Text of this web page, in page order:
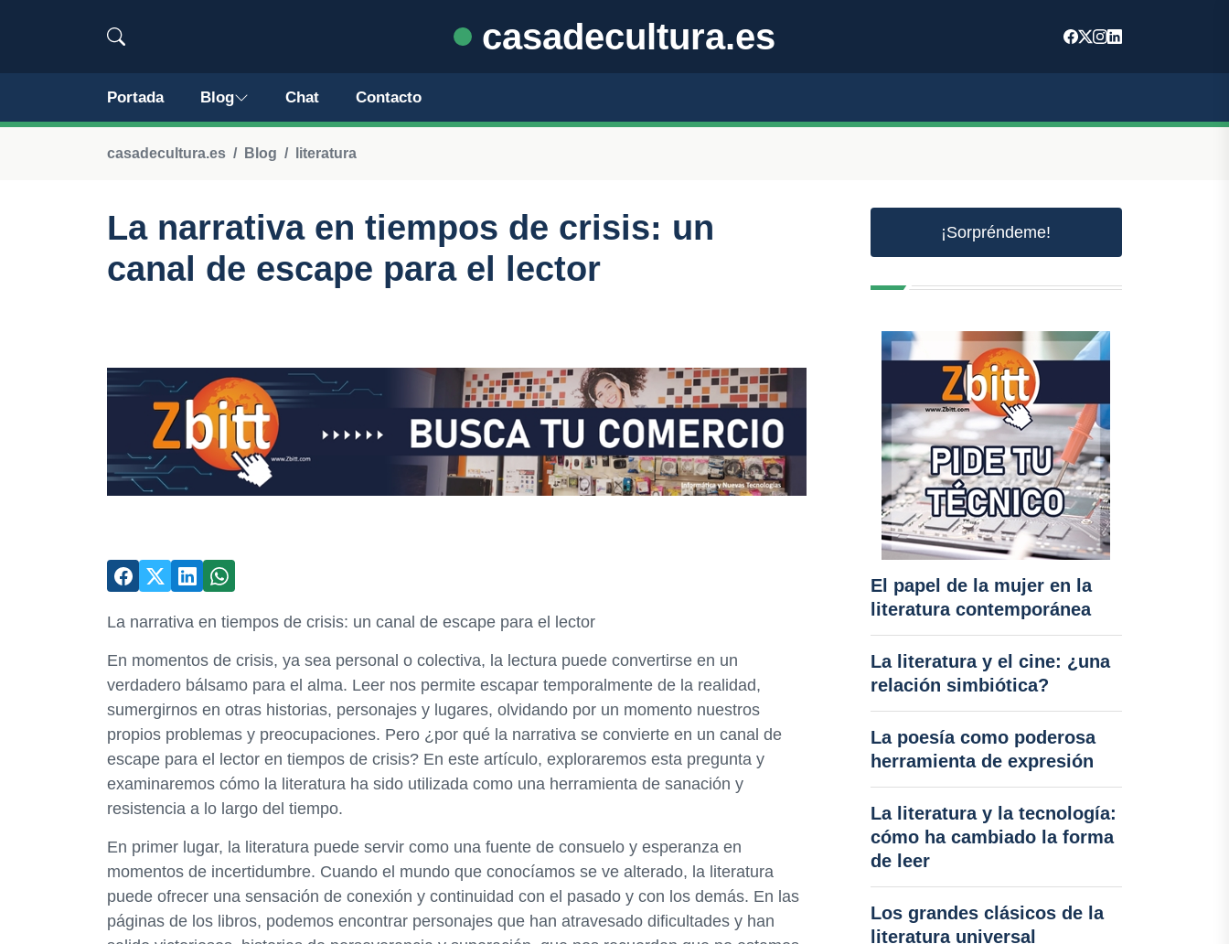
casadecultura.es
Portada Blog Chat Contacto
casadecultura.es Blog literatura
La narrativa en tiempos de crisis: un
canal de escape para el lector
La narrativa en tiempos de crisis: un canal de escape para el lector
En momentos de crisis, ya sea personal o colectiva, la lectura puede convertirse en un
verdadero bálsamo para el alma. Leer nos permite escapar temporalmente de la realidad,
sumergirnos en otras historias, personajes y lugares, olvidando por un momento nuestros
propios problemas y preocupaciones. Pero ¿por qué la narrativa se convierte en un canal de
escape para el lector en tiempos de crisis? En este artículo, exploraremos esta pregunta y
examinaremos cómo la literatura ha sido utilizada como una herramienta de sanación y
resistencia a lo largo del tiempo.
En primer lugar, la literatura puede servir como una fuente de consuelo y esperanza en
momentos de incertidumbre. Cuando el mundo que conocíamos se ve alterado, la literatura
puede ofrecer una sensación de conexión y continuidad con el pasado y con los demás. En las
páginas de los libros, podemos encontrar personajes que han atravesado dificultades y han
¡Sorpréndeme!
El papel de la mujer en la
literatura contemporánea
La literatura y el cine: ¿una
relación simbiótica?
La poesía como poderosa
herramienta de expresión
La literatura y la tecnología:
cómo ha cambiado la forma
de leer
Los grandes clásicos de la
literatura universal